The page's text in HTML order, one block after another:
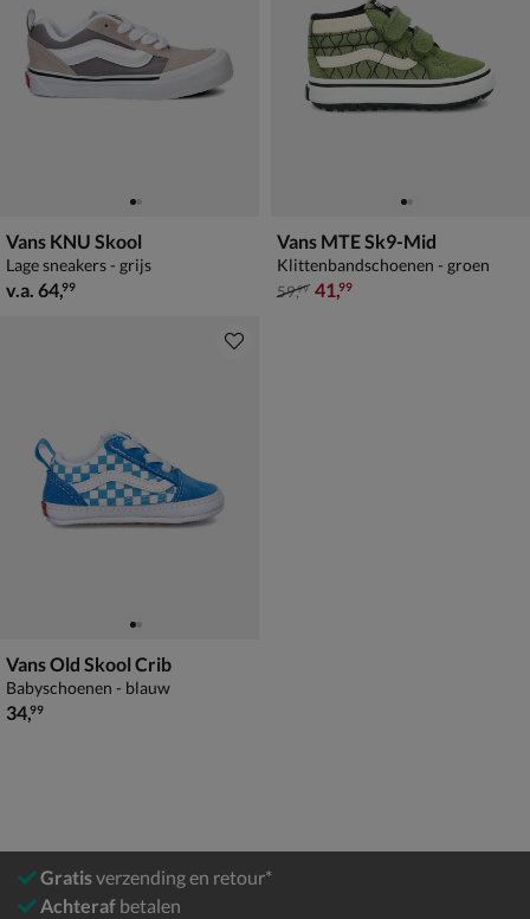
Vans KNU Skool
Lage sneakers - grijs
vanaf € 64,99
v.a. 64,99
Vans MTE Sk9-Mid
Klittenbandschoenen - groen
van € 59,99 voor € 41,99
59,99 41,99
Vans Old Skool Crib
Babyschoenen - blauw
€ 34,99
34,99
Gratisverzending en retour*
Achteraf betalen